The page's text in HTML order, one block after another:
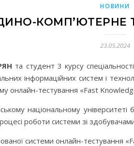
НОВИНИ
КОМП’ЮТЕРНЕ
23.05.2024
та студент 3 курсу
інформаційних систем і
онлайн-тестування «Fast
національному університеті
роботи системи зі
системи онлайн-тестування